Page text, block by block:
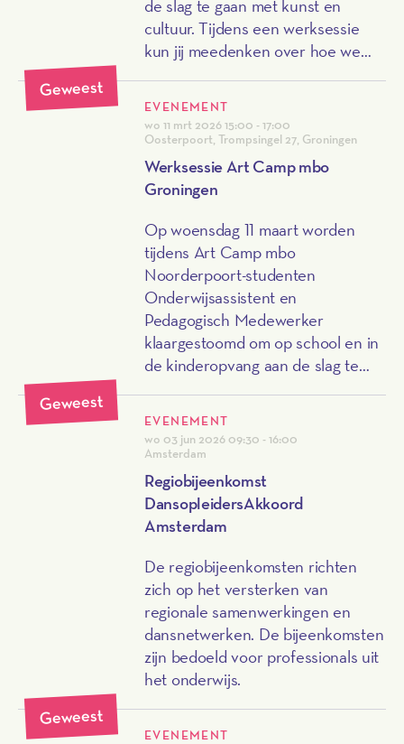
de slag te gaan met kunst en
cultuur. Tijdens een werksessie
kun jij meedenken over hoe we
Geweest
EVENEMENT
wo 11 mrt 202615:00 - 17:00
Oosterpoort, Trompsingel 27, Groningen
Werksessie Art Camp mbo
Groningen
Op woensdag 11 maart worden
tijdens Art Camp mbo
Noorderpoort-studenten
Onderwijsassistent en
Pedagogisch Medewerker
klaargestoomd om op school en in
de kinderopvang aan de slag te
over hoe we deze studenten
kunnen ondersteunen en zo de
cultuureducatie in de regio kunnen
versterken.
Geweest
EVENEMENT
wo 03 jun 2026 09:30 - 16:00
Amsterdam
Regiobijeenkomst
DansopleidersAkkoord
Amsterdam
De regiobijeenkomsten richten
zich op het versterken van
regionale samenwerkingen en
dansnetwerken. De bijeenkomsten
zijn bedoeld voor professionals uit
het onderwijs.
Geweest
EVENEMENT